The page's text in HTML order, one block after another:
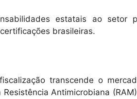
estatais ao setor
brasileiras.
transcende o
Antimicrobiana